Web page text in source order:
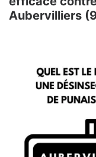
Aubervilliers